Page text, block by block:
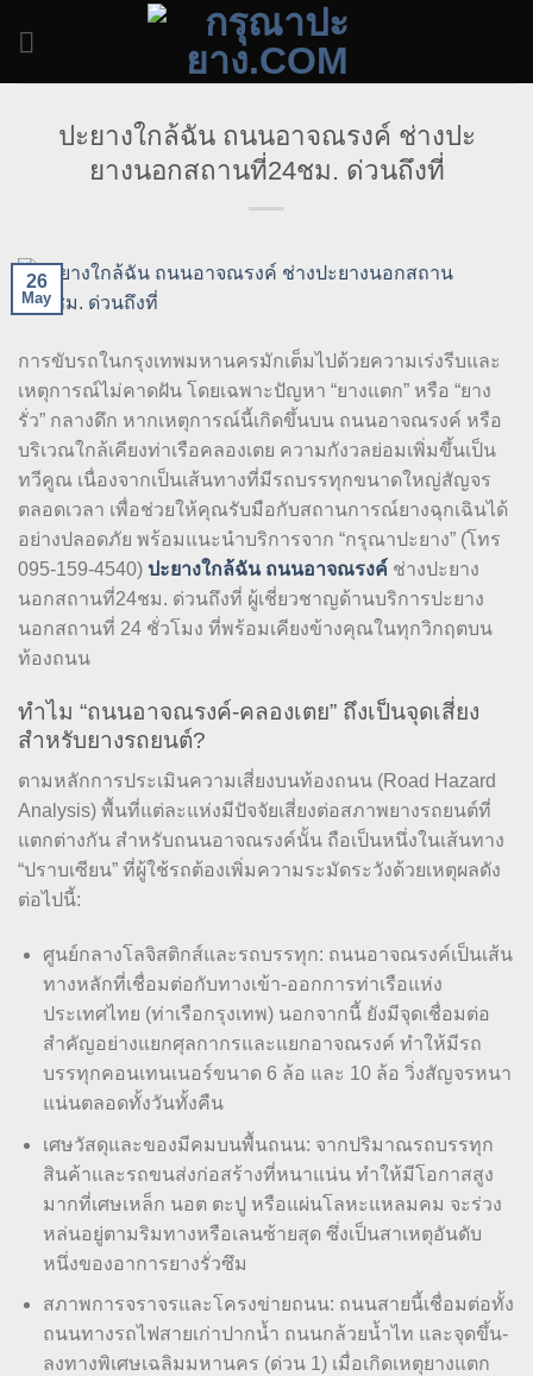
ปะยางใกล้ฉัน ถนนอาจณรงค์ ช่างปะ
ยางนอกสถานที่24ชม. ด่วนถึงที่
26
May
การขับรถในกรุงเทพมหานครมักเต็มไปด้วยความเร่งรีบและ
เหตุการณ์ไม่คาดฝัน โดยเฉพาะปัญหา “ยางแตก” หรือ “ยาง
รั่ว” กลางดึก หากเหตุการณ์นี้เกิดขึ้นบน ถนนอาจณรงค์ หรือ
บริเวณใกล้เคียงท่าเรือคลองเตย ความกังวลย่อมเพิ่มขึ้นเป็น
ทวีคูณ เนื่องจากเป็นเส้นทางที่มีรถบรรทุกขนาดใหญ่สัญจร
ตลอดเวลา เพื่อช่วยให้คุณรับมือกับสถานการณ์ยางฉุกเฉินได้
อย่างปลอดภัย พร้อมแนะนำบริการจาก “กรุณาปะยาง” (โทร
095-159-4540) ปะยางใกล้ฉัน ถนนอาจณรงค์ ช่างปะยาง
นอกสถานที่24ชม. ด่วนถึงที่ ผู้เชี่ยวชาญด้านบริการปะยาง
นอกสถานที่ 24 ชั่วโมง ที่พร้อมเคียงข้างคุณในทุกวิกฤตบน
ท้องถนน
ทำไม “ถนนอาจณรงค์-คลองเตย” ถึงเป็นจุดเสี่ยง
สำหรับยางรถยนต์?
ตามหลักการประเมินความเสี่ยงบนท้องถนน (Road Hazard
Analysis) พื้นที่แต่ละแห่งมีปัจจัยเสี่ยงต่อสภาพยางรถยนต์ที่
แตกต่างกัน สำหรับถนนอาจณรงค์นั้น ถือเป็นหนึ่งในเส้นทาง
“ปราบเซียน” ที่ผู้ใช้รถต้องเพิ่มความระมัดระวังด้วยเหตุผลดัง
ต่อไปนี้:
ศูนย์กลางโลจิสติกส์และรถบรรทุก: ถนนอาจณรงค์เป็นเส้น
ทางหลักที่เชื่อมต่อกับทางเข้า-ออกการท่าเรือแห่ง
ประเทศไทย (ท่าเรือกรุงเทพ) นอกจากนี้ ยังมีจุดเชื่อมต่อ
สำคัญอย่างแยกศุลกากรและแยกอาจณรงค์ ทำให้มีรถ
บรรทุกคอนเทนเนอร์ขนาด 6 ล้อ และ 10 ล้อ วิ่งสัญจรหนา
แน่นตลอดทั้งวันทั้งคืน
เศษวัสดุและของมีคมบนพื้นถนน: จากปริมาณรถบรรทุก
สินค้าและรถขนส่งก่อสร้างที่หนาแน่น ทำให้มีโอกาสสูง
มากที่เศษเหล็ก นอต ตะปู หรือแผ่นโลหะแหลมคม จะร่วง
หล่นอยู่ตามริมทางหรือเลนซ้ายสุด ซึ่งเป็นสาเหตุอันดับ
หนึ่งของอาการยางรั่วซึม
สภาพการจราจรและโครงข่ายถนน: ถนนสายนี้เชื่อมต่อทั้ง
ถนนทางรถไฟสายเก่าปากน้ำ ถนนกล้วยน้ำไท และจุดขึ้น-
ลงทางพิเศษเฉลิมมหานคร (ด่วน 1) เมื่อเกิดเหตุยางแตก